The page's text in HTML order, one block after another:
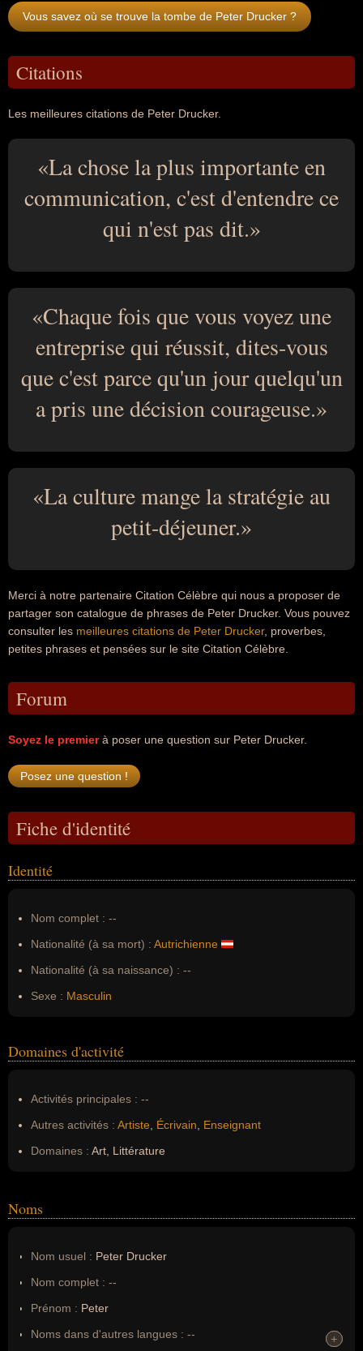
Vous savez où se trouve la tombe de Peter Drucker ?
Citations
Les meilleures citations de Peter Drucker.
La chose la plus importante en
communication, c'est d'entendre ce
qui n'est pas dit.
Chaque fois que vous voyez une
entreprise qui réussit, dites-vous
que c'est parce qu'un jour quelqu'un
a pris une décision courageuse.
La culture mange la stratégie au
petit-déjeuner.
Merci à notre partenaire Citation Célèbre qui nous a proposer de
partager son catalogue de phrases de Peter Drucker. Vous pouvez
consulter les meilleures citations de Peter Drucker, proverbes,
petites phrases et pensées sur le site Citation Célèbre.
Forum
Soyez le premierà poser une question sur Peter Drucker.
Fiche d'identité
Identité
Nom complet : --
Nationalité (à sa mort) : Autrichienne
Nationalité (à sa naissance) : --
Sexe : Masculin
Domaines d'activité
Activités principales : --
Autres activités : Artiste Écrivain
Enseignant
Domaines : Art, Littérature
Noms
Nom usuel : Peter Drucker
Nom complet : --
Prénom : Peter
Noms dans d'autres langues : -- +
+